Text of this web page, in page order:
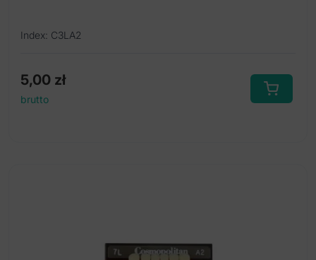
Index: C3LA2
5,00 zł
brutto